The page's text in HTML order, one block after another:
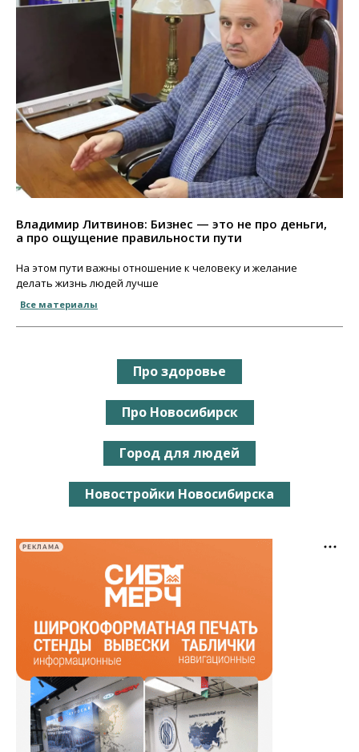
Владимир Литвинов: Бизнес — это не про деньги,
а про ощущение правильности пути
На этом пути важны отношение к человеку и желание
делать жизнь людей лучше
Все материалы
Про здоровье
Про Новосибирск
Город для людей
Новостройки Новосибирска
РЕКЛАМА